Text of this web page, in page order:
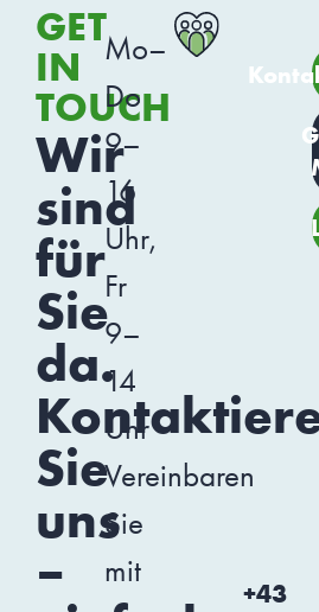
GET
IN
TOUCH
Wir
sind
für
Sie
da.
Sie
uns
–
Mo–
Do
9–
16
Uhr,
Fr
9–
14
Uhr
Vereinbaren
Sie
mit
+43